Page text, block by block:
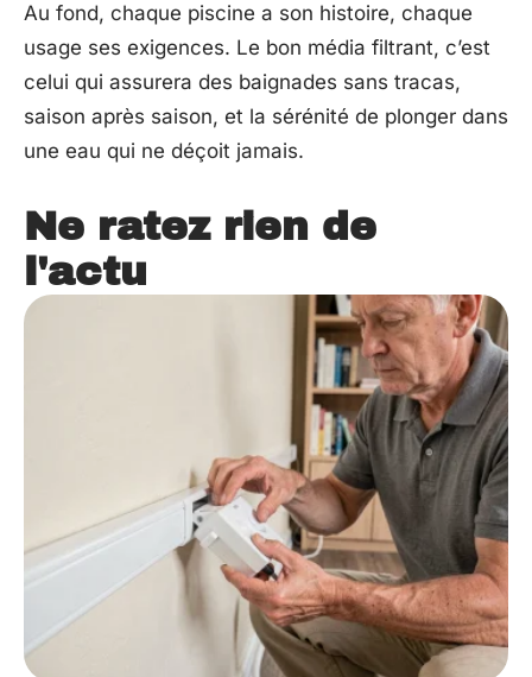
Au fond, chaque piscine a son histoire, chaque
usage ses exigences. Le bon média filtrant, c’est
celui qui assurera des baignades sans tracas,
saison après saison, et la sérénité de plonger dans
une eau qui ne déçoit jamais.
Ne ratez rien de
l'actu